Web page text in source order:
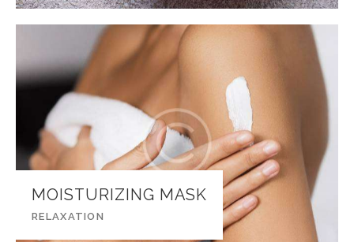
MOISTURIZING MASK
RELAXATION